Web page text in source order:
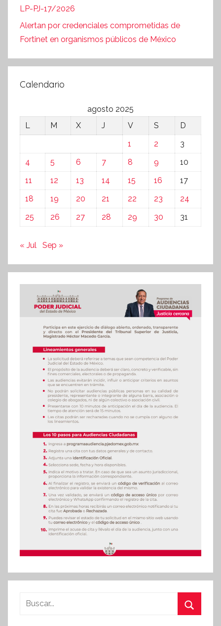
LP-PJ-17/2026
Alertan por credenciales comprometidas de
Fortinet en organismos públicos de México
Calendario
agosto 2025
L
M X J V S
D
1
2
3
4
5 6 7 8 9
10
11
12 13 14 15 16
17
18
19 20 21 22 23
24
25
26 27 28 29 30 31
« Jul Sep »
Buscar: